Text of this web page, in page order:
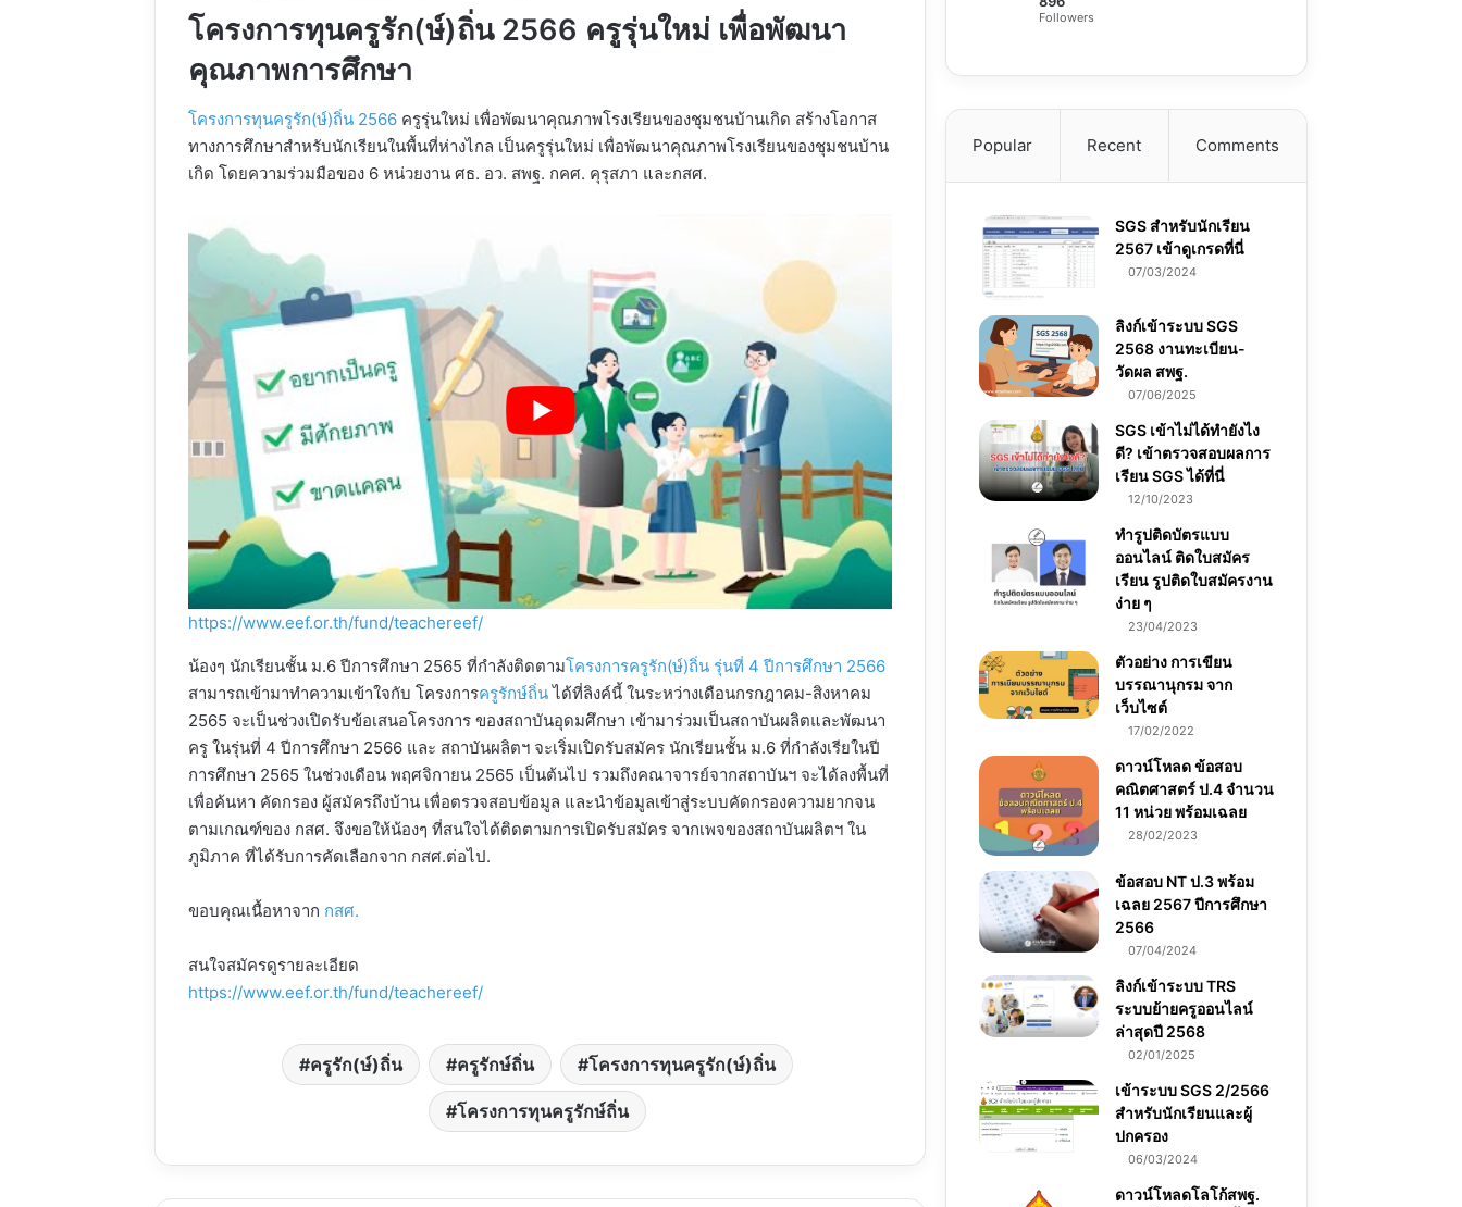
โครงการทุนครูรัก(ษ์)ถิ่น 2566 ครูรุ่นใหม่ เพื่อพัฒนา
คุณภาพการศึกษา
โครงการทุนครูรัก(ษ์)ถิ่น 2566 ครูรุ่นใหม่ เพื่อพัฒนาคุณภาพโรงเรียนของชุมชนบ้านเกิด สร้างโอกาส
ทางการศึกษาสำหรับนักเรียนในพื้นที่ห่างไกล เป็นครูรุ่นใหม่ เพื่อพัฒนาคุณภาพโรงเรียนของชุมชนบ้าน
เกิด โดยความร่วมมือของ 6 หน่วยงาน ศธ. อว. สพฐ. กคศ. คุรุสภา และกสศ.
https://www.eef.or.th/fund/teachereef/
น้องๆ นักเรียนชั้น ม.6 ปีการศึกษา 2565 ที่กำลังติดตามโครงการครูรัก(ษ์)ถิ่น รุ่นที่ 4 ปีการศึกษา 2566
สามารถเข้ามาทำความเข้าใจกับ โครงการครูรักษ์ถิ่นได้ที่ลิงค์นี้ ในระหว่างเดือนกรกฎาคม-สิงหาคม
2565 จะเป็นช่วงเปิดรับข้อเสนอโครงการ ของสถาบันอุดมศึกษา เข้ามาร่วมเป็นสถาบันผลิตและพัฒนา
ครู ในรุ่นที่ 4 ปีการศึกษา 2566 และ สถาบันผลิตฯ จะเริ่มเปิดรับสมัคร นักเรียนชั้น ม.6 ที่กำลังเรียในปี
การศึกษา 2565 ในช่วงเดือน พฤศจิกายน 2565 เป็นต้นไป รวมถึงคณาจารย์จากสถาบันฯ จะได้ลงพื้นที่
เพื่อค้นหา คัดกรอง ผู้สมัครถึงบ้าน เพื่อตรวจสอบข้อมูล และนำข้อมูลเข้าสู่ระบบคัดกรองความยากจน
ตามเกณฑ์ของ กสศ. จึงขอให้น้องๆ ที่สนใจได้ติดตามการเปิดรับสมัคร จากเพจของสถาบันผลิตฯ ใน
ภูมิภาค ที่ได้รับการคัดเลือกจาก กสศ.ต่อไป.
ขอบคุณเนื้อหาจาก กสศ.
สนใจสมัครดูรายละเอียด
https://www.eef.or.th/fund/teachereef/
ครูรัก(ษ์)ถิ่น ครูรักษ์ถิ่น โครงการทุนครูรัก(ษ์)ถิ่น
โครงการทุนครูรักษ์ถิ่น
Followers
Popular Recent Comments
SGS สําหรับนักเรียน
2567 เข้าดูเกรดที่นี่
07/03/2024
ลิงก์เข้าระบบ SGS
2568 งานทะเบียน-
วัดผล สพฐ.
07/06/2025
SGS เข้าไม่ได้ทำยังไง
ดี? เข้าตรวจสอบผลการ
เรียน SGS ได้ที่นี่
12/10/2023
ทำรูปติดบัตรแบบ
ออนไลน์ ติดใบสมัคร
เรียน รูปติดใบสมัครงาน
ง่าย ๆ
23/04/2023
ตัวอย่าง การเขียน
บรรณานุกรม จาก
เว็บไซต์
17/02/2022
ดาวน์โหลด ข้อสอบ
คณิตศาสตร์ ป.4 จำนวน
11 หน่วย พร้อมเฉลย
28/02/2023
ข้อสอบ NT ป.3 พร้อม
เฉลย 2567 ปีการศึกษา
2566
07/04/2024
ลิงก์เข้าระบบ TRS
ระบบย้ายครูออนไลน์
ล่าสุดปี 2568
02/01/2025
เข้าระบบ SGS 2/2566
สำหรับนักเรียนและผู้
ปกครอง
06/03/2024
ดาวน์โหลดโลโก้สพฐ.